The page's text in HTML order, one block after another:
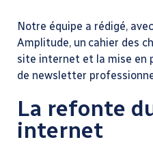
Notre équipe a rédigé,
Amplitude, un cahier des
site internet et la mise en
de newsletter
La refonte
internet